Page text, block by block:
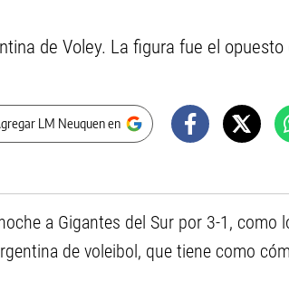
de Voley. La figura fue el
LM Neuquen en
a Gigantes del Sur por 3-1, como
de voleibol, que tiene como